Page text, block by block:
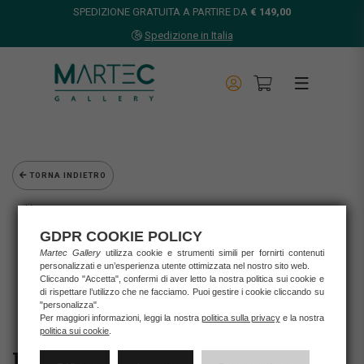
SPEDIZIONE GRATUITA A PARTIRE DA € 149,00
Spedizione in Italia
TORNA INDIETRO
Home
Grafica d'autore
Nespolo Ugo
UGO NESPOLO - "VENTI LEGGERI"
GDPR COOKIE POLICY
Martec Gallery utilizza cookie e strumenti simili per fornirti contenuti
personalizzati e un’esperienza utente ottimizzata nel nostro sito web.
Cliccando "Accetta", confermi di aver letto la nostra politica sui cookie e
di rispettare l’utilizzo che ne facciamo. Puoi gestire i cookie cliccando su
"personalizza".
Per maggiori informazioni, leggi la nostra politica sulla privacye la nostra
politica sui cookie